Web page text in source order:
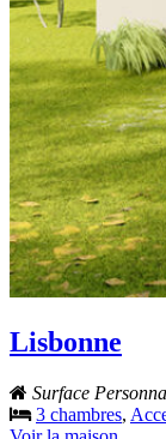
Lisbonne
Surface
3 chambres,